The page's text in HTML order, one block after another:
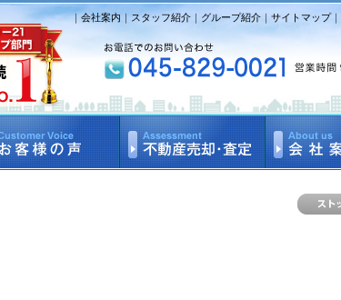
｜会社案内 ｜スタッフ紹介 ｜ グループ紹介 ｜ サイトマップ｜